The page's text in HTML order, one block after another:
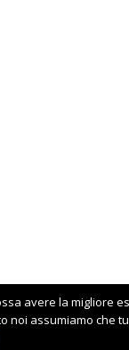
avere la migliore
noi assumiamo che